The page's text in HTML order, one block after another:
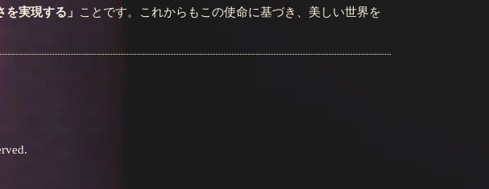
実現する」
ことです。これからもこの使命に基づき、美しい世界を